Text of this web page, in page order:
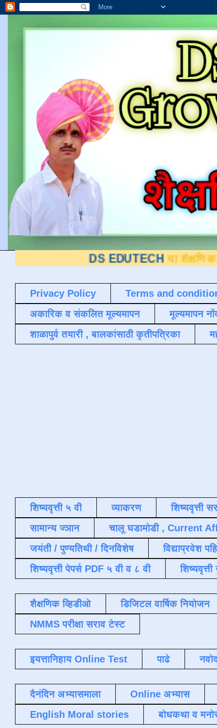
DS EDUTECH या शैक्षणिक ब्लॉगवर आपले
Privacy Policy
Terms and
अकारिक व संकलित मूल्यमापन
मूल्यमापन
शाळापुर्व तयारी , बालकांसाठी कृतीपत्रिका
शिष्यवृत्ती ५ वी व्याकरण
शिष्यवृत्ती
सामान्य ज्ञान
चालू घडामोडी , Current
जयंती / पुण्यतिथी / दिनविशेष
विद्याप्रवेश
शिष्यवृत्ती पेपर्स PDF ५ वी व ८ वी
शैक्षणिक व्हिडीओ
डिजिटल वार्षिक नियोजन
NMMS परीक्षा सराव टेस्ट
इयत्तानिहाय Online Test पाढे
दैनंदिन अभ्यासमाला
Online अभ्यास
English Moral stories
बोधकथा व